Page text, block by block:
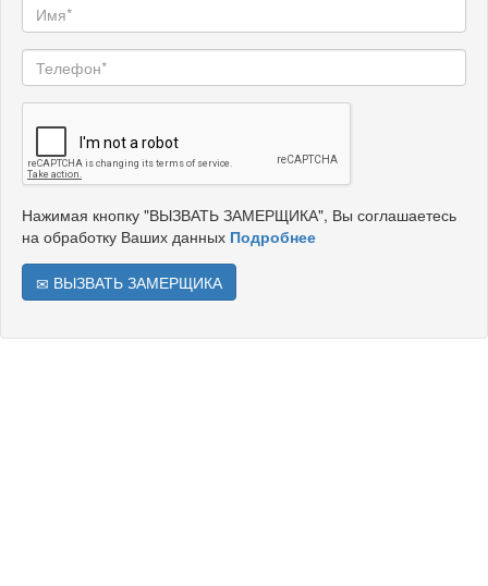
Нажимая кнопку "ВЫЗВАТЬ ЗАМЕРЩИКА", Вы соглашаетесь
на обработку Ваших данных Подробнее
ВЫЗВАТЬ ЗАМЕРЩИКА